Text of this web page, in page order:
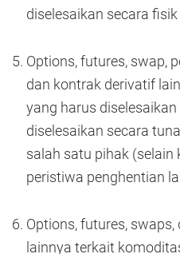
diselesaikan secara
Options, futures, swap,
dan kontrak derivatif
yang harus
diselesaikan secara
salah satu pihak
peristiwa penghentian
Options, futures,
lainnya terkait